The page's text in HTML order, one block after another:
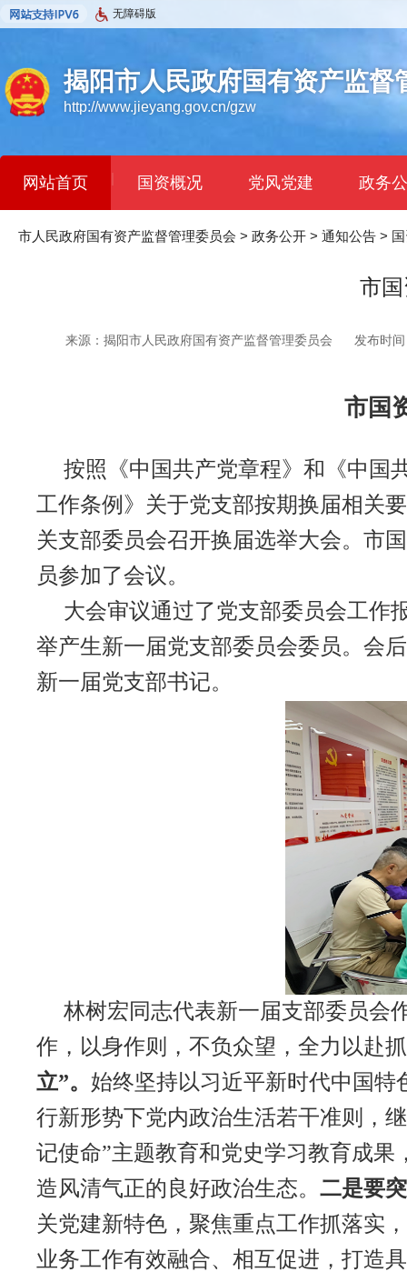
无障碍版
揭阳市人民政府国有资产监督
http://www.jieyang.gov.cn/gzw
网站首页 | 国资概况 党风党建 政务
市人民政府国有资产监督管理委员会 > 政务公开 > 通知公告 >
市
来源：揭阳市人民政府国有资产监督管理委员会 发布时
市国
按照《中国共产党章程》和《中国
工作条例》关于党支部按期换届相关
关支部委员会召开换届选举大会。市
员参加了会议。
大会审议通过了党支部委员会工作
举产生新一届党支部委员会委员。会
新一届党支部书记。
林树宏同志代表新一届支部委员会
作，以身作则，不负众望，全力以赴
立”。 始终坚持以习近平新时代中国
行新形势下党内政治生活若干准则，
记使命”主题教育和党史学习教育成果
造风清气正的良好政治生态。 二是要
关党建新特色，聚焦重点工作抓落实
业务工作有效融合、相互促进，打造